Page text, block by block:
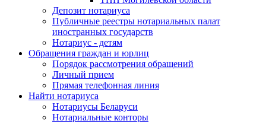
Депозит нотариуса
Публичные реестры нотариальных палат
иностранных государств
Нотариус - детям
Обращения граждан и юрлиц
Порядок рассмотрения обращений
Личный прием
Прямая телефонная линия
Найти нотариуса
Нотариусы Беларуси
Нотариальные конторы